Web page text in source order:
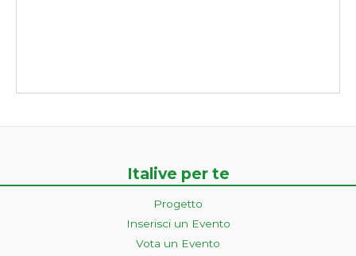
Italive per te
Progetto
Inserisci un Evento
Vota un Evento